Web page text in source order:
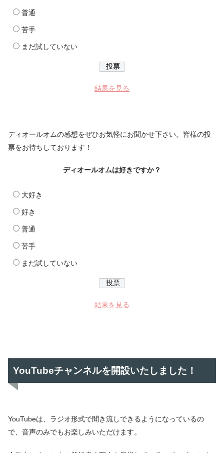
普通
苦手
まだ試していない
結果を見る
ディオールオムの感想をぜひお気軽にお聞かせ下さい。皆様の投
票をお待ちしております！
ディオールオムは好きですか？
大好き
好き
普通
苦手
まだ試していない
結果を見る
YouTubeチャンネルを開設いたしました！
YouTubeは、ラジオ形式で聞き流しできるようになっているの
で、音声のみでもお楽しみいただけます。